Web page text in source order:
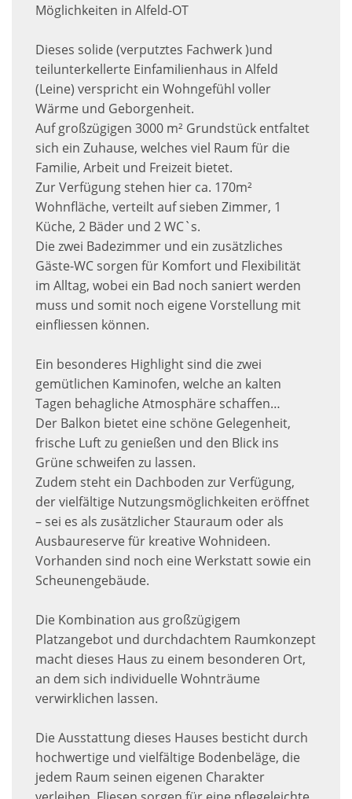
Möglichkeiten in Alfeld-OT
Dieses solide (verputztes Fachwerk )und
teilunterkellerte Einfamilienhaus in Alfeld
(Leine) verspricht ein Wohngefühl voller
Wärme und Geborgenheit.
Auf großzügigen 3000 m² Grundstück entfaltet
sich ein Zuhause, welches viel Raum für die
Familie, Arbeit und Freizeit bietet.
Zur Verfügung stehen hier ca. 170m²
Wohnfläche, verteilt auf sieben Zimmer, 1
Küche, 2 Bäder und 2 WC`s.
Die zwei Badezimmer und ein zusätzliches
Gäste-WC sorgen für Komfort und Flexibilität
im Alltag, wobei ein Bad noch saniert werden
muss und somit noch eigene Vorstellung mit
einfliessen können.
Ein besonderes Highlight sind die zwei
gemütlichen Kaminofen, welche an kalten
Tagen behagliche Atmosphäre schaffen…
Der Balkon bietet eine schöne Gelegenheit,
frische Luft zu genießen und den Blick ins
Grüne schweifen zu lassen.
Zudem steht ein Dachboden zur Verfügung,
der vielfältige Nutzungsmöglichkeiten eröffnet
– sei es als zusätzlicher Stauraum oder als
Ausbaureserve für kreative Wohnideen.
Vorhanden sind noch eine Werkstatt sowie ein
Scheunengebäude.
Die Kombination aus großzügigem
Platzangebot und durchdachtem Raumkonzept
macht dieses Haus zu einem besonderen Ort,
an dem sich individuelle Wohnträume
verwirklichen lassen.
Die Ausstattung dieses Hauses besticht durch
hochwertige und vielfältige Bodenbeläge, die
jedem Raum seinen eigenen Charakter